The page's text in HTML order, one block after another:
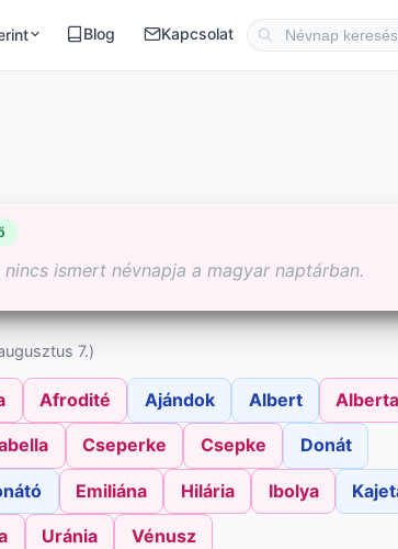
Blog Kapcsolat
nincs ismert névnapja a magyar naptárban.
7.)
Afrodité Ajándok Albert Alberta
Cseperke Csepke Donát
Emiliána Hilária Ibolya
Uránia Vénusz